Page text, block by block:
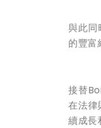
與此
的豐富
接替
在法律
續成長